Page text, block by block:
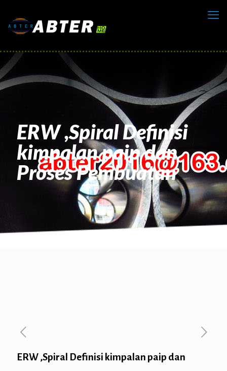
ERW ,Spiral Definisi
kimpalan paip dan
Proses Pembuatan
ERW ,Spiral Definisi kimpalan paip dan